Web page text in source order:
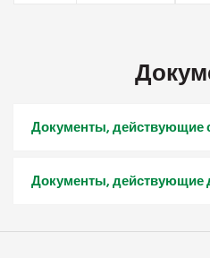
Документы, действующие
Документы, действующие